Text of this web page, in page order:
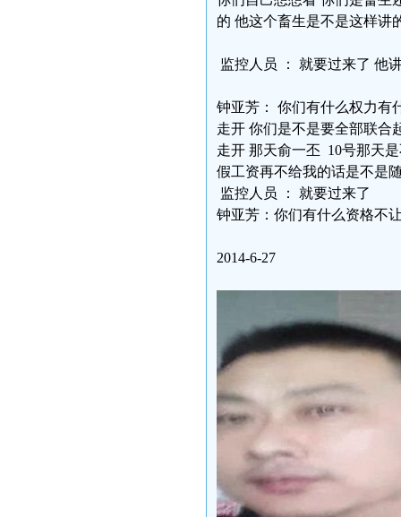
的 他这个畜生是不是这样讲
监控人员 ： 就要过来了 他
钟亚芳： 你们有什么权力有
走开 你们是不是要全部联合
走开 那天俞一丕 10号那天
假工资再不给我的话是不是
监控人员 ： 就要过来了
钟亚芳：你们有什么资格不
2014-6-27